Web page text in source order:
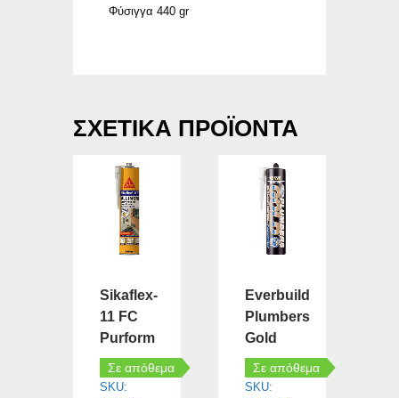
Φύσιγγα 440 gr
ΣΧΕΤΙΚΆ ΠΡΟΪΌΝΤΑ
Sikaflex-
11 FC
Purform
Σε απόθεμα
SKU:
Everbuild
Plumbers
Gold
Σε απόθεμα
SKU: